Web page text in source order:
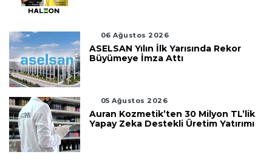
06 Ağustos 2026
ASELSAN Yılın İlk Yarısında Rekor
Büyümeye İmza Attı
05 Ağustos 2026
Auran Kozmetik’ten 30 Milyon TL’lik
Yapay Zeka Destekli Üretim Yatırımı